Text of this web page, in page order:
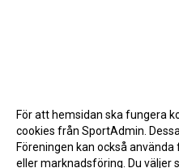
För att hemsidan ska fungera
cookies från SportAdmin.
Föreningen kan också
eller marknadsföring. Du väljer